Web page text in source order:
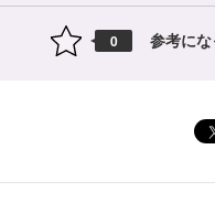
0 参考に